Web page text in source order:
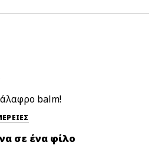
balm!
σε ένα φίλο